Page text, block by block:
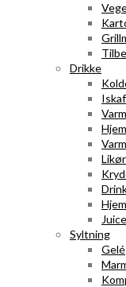
Drikke
Syltning
Gelé